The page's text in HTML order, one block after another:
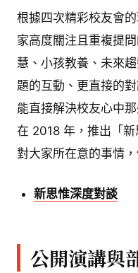
根據四次精彩校友會
家高度關注且重複提
慧、小孩教養、未來
題的互動、更直接的
能直接解決校友心中
在 2018 年，推出「
對大家所在意的事情，
新思惟深度對談
公開演講與